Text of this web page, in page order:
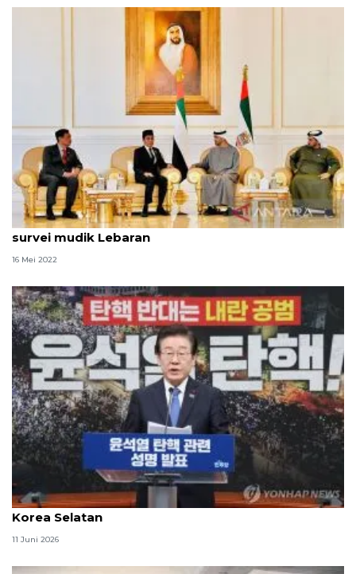
Kemarin, Presiden kunjungi Abu Dhabi hingga
survei mudik Lebaran
16 Mei 2022
Skandal pemilu tekan tingkat kepuasan presiden
Korea Selatan
11 Juni 2026